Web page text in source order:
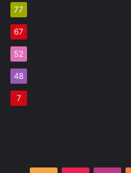
77
67
52
48
7